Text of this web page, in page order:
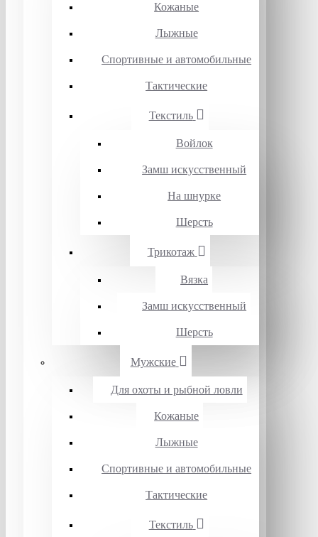
Кожаные
Лыжные
Спортивные и автомобильные
Тактические
Текстиль
Войлок
Замш искусственный
На шнурке
Шерсть
Трикотаж
Вязка
Замш искусственный
Шерсть
Мужские
Для охоты и рыбной ловли
Кожаные
Лыжные
Спортивные и автомобильные
Тактические
Текстиль